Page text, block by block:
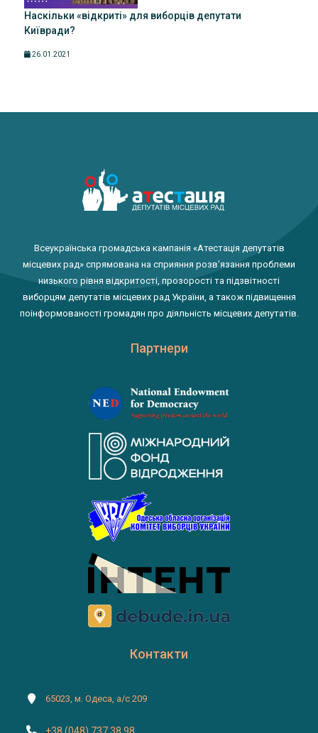
Наскільки «відкриті» для виборців депутати
Київради?
26.01.2021
Всеукраїнська громадська кампанія «Атестація депутатів
місцевих рад» спрямована на сприяння розв'язання проблеми
низького рівня відкритості, прозорості та підзвітності
виборцям депутатів місцевих рад України, а також підвищення
поінформованості громадян про діяльність місцевих депутатів.
Партнери
Контакти
65023, м. Одеса, а/с 209